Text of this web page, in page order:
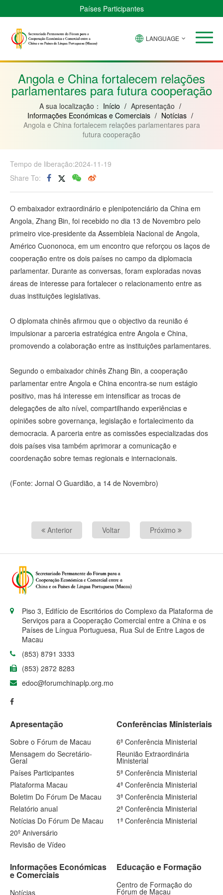
Países Participantes
Verde
Bissau
Guiné
Moçambique
LANGUAGE
Angola e China fortalecem relações
parlamentares para futura cooperação
A sua localização： Início / Apresentação /
Informações Económicas e Comerciais / Notícias /
Angola e China fortalecem relações parlamentares para
futura cooperação
Tempo de liberação:2024-11-19
Share To:
O embaixador extraordinário e plenipotenciário da China em
Angola, Zhang Bin, foi recebido no dia 13 de Novembro pelo
primeiro vice-presidente da Assembleia Nacional de Angola,
Américo Cuononoca, em um encontro que reforçou os laços de
cooperação entre os dois países no campo da diplomacia
parlamentar. Durante as conversas, foram exploradas novas
áreas de interesse para fortalecer o relacionamento entre as
duas instituições legislativas.
O diplomata chinês afirmou que o objectivo da reunião é
impulsionar a parceria estratégica entre Angola e China,
promovendo a colaboração entre as instituições parlamentares.
Segundo o embaixador chinês Zhang Bin, a cooperação
parlamentar entre Angola e China encontra-se num estágio
positivo, mas há interesse em intensificar as trocas de
delegações de alto nível, compartilhando experiências e
opiniões sobre governança, legislação e fortalecimento da
democracia. A parceria entre as comissões especializadas dos
dois países visa também aprimorar a comunicação e
coordenação sobre temas regionais e internacionais.
(Fonte: Jornal O Guardião, a 14 de Novembro)
Anterior Voltar Próximo
Piso 3, Edifício de Escritórios do Complexo da Plataforma de
Serviços para a Cooperação Comercial entre a China e os
Países de Língua Portuguesa, Rua Sul de Entre Lagos de
Macau
(853) 8791 3333
(853) 2872 8283
edoc@forumchinaplp.org.mo
Apresentação
Sobre o Fórum de Macau
Mensagem do Secretário-
Geral
Países Participantes
Plataforma Macau
Boletim Do Fórum De Macau
Relatório anual
Notícias Do Fórum De Macau
20º Aniversário
Revisão de Vídeo
Conferências Ministeriais
6ª Conferência Ministerial
Reunião Extraordinária
Ministerial
5ª Conferência Ministerial
4ª Conferência Ministerial
3ª Conferência Ministerial
2ª Conferência Ministerial
1ª Conferência Ministerial
Informações Económicas
e Comerciais
Notícias
Educação e Formação
Centro de Formação do
Fórum de Macau